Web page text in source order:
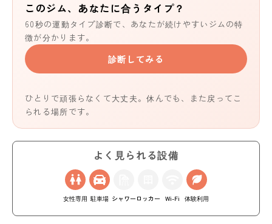
このジム、あなたに合うタイプ？
60秒の運動タイプ診断で、あなたが続けやすいジムの特
徴が分かります。
診断してみる
ひとりで頑張らなくて大丈夫。休んでも、また戻ってこ
られる場所です。
よく見られる設備
女性専用 駐車場 シャワー ロッカー Wi-Fi 体験利用